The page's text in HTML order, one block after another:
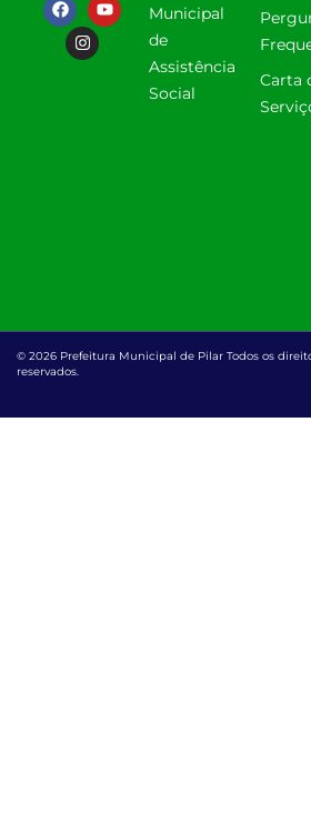
Municipal
de
Assistência
Social
Carta
© 2026 Prefeitura Municipal de Pilar Todos os
reservados.